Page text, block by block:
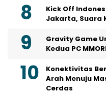
Kick Off
Jakarta, Suara
Gravity Game
Kedua PC
Konektivitas
Arah Menuju
Cerdas